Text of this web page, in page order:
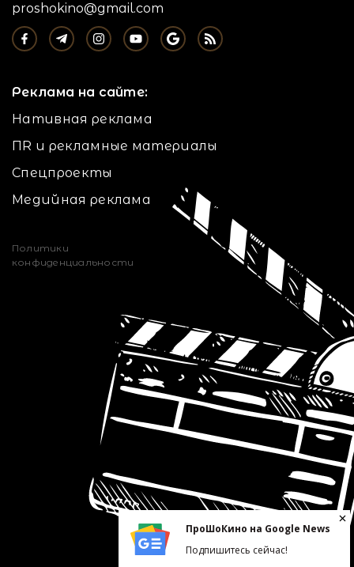
proshokino@gmail.com
Реклама на сайте:
Нативная реклама
ПR и рекламные материалы
Спецпроекты
Медийная реклама
Политики
конфиденциальности
ПроШоКино на Google News
Подпишитесь сейчас!